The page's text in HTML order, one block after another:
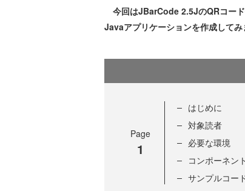
今回はJBarCode 2.5JのQRコー
Javaアプリケーションを作成してみ
Page
1
はじめに
対象読者
必要な環境
コンポーネン
サンプルコー